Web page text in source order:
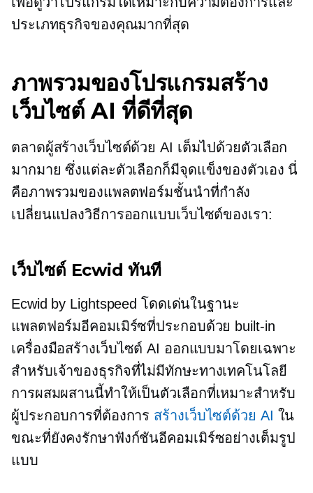
ประเภทธุรกิจของคุณมากที่สุด
ภาพรวมของโปรแกรมสร้าง
เว็บไซต์ AI ที่ดีที่สุด
ตลาดผู้สร้างเว็บไซต์ด้วย AI เต็มไปด้วยตัวเลือก
มากมาย ซึ่งแต่ละตัวเลือกก็มีจุดแข็งของตัวเอง นี่
คือภาพรวมของแพลตฟอร์มชั้นนำที่กำลัง
เปลี่ยนแปลงวิธีการออกแบบเว็บไซต์ของเรา:
เว็บไซต์ Ecwid ทันที
Ecwid by Lightspeed โดดเด่นในฐานะ
แพลตฟอร์มอีคอมเมิร์ซที่ประกอบด้วย built-in
เครื่องมือสร้างเว็บไซต์ AI ออกแบบมาโดยเฉพาะ
สำหรับเจ้าของธุรกิจที่ไม่มีทักษะทางเทคโนโลยี
การผสมผสานนี้ทำให้เป็นตัวเลือกที่เหมาะสำหรับ
ผู้ประกอบการที่ต้องการ สร้างเว็บไซต์ด้วย AI ใน
ขณะที่ยังคงรักษาฟังก์ชันอีคอมเมิร์ซอย่างเต็มรูป
แบบ